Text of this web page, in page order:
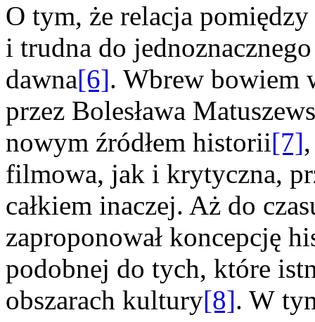
O tym, że relacja
i trudna do
dawna[6]. Wbrew bowiem
przez Bolesława
nowym źródłem historii[7]
filmowa, jak i krytyczna,
całkiem inaczej. Aż do
zaproponował koncepcję
podobnej do tych, które
obszarach kultury[8]. W